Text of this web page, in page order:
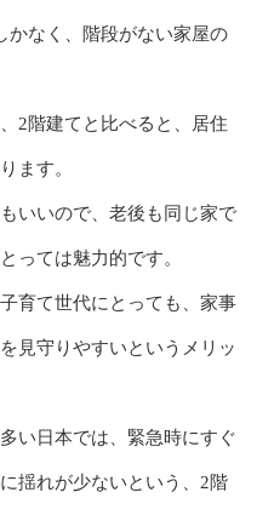
かなく、階段がない家屋の
2階建てと比べると、居住
ます。
いいので、老後も同じ家で
っては魅力的です。
育て世代にとっても、家事
見守りやすいというメリッ
い日本では、緊急時にすぐ
揺れが少ないという、2階